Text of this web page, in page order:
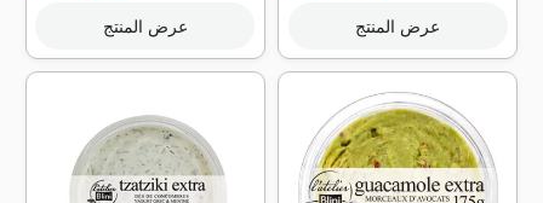
عرض المنتج عرض المنتج